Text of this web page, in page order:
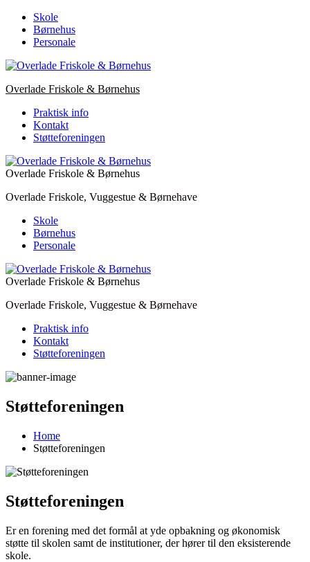
Skip
content
Skole
Børnehus
Personale
Overlade Friskole & Børnehus
Praktisk info
Kontakt
Støtteforeningen
Overlade Friskole & Børnehus
Overlade Friskole, Vuggestue & Børnehave
Skole
Børnehus
Personale
Overlade Friskole & Børnehus
Overlade Friskole, Vuggestue & Børnehave
Praktisk info
Kontakt
Støtteforeningen
Støtteforeningen
Home
Støtteforeningen
Støtteforeningen
Er en forening med det formål at yde opbakning og økonomisk
støtte til skolen samt de institutioner, der hører til den eksisterende
skole.